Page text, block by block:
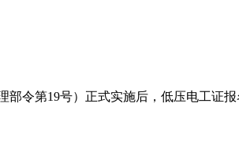
部令第19号）正式实施后，低压电工